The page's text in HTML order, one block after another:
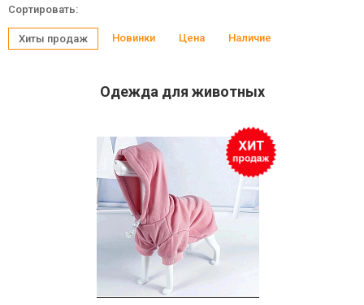
Сортировать:
Хиты продаж Новинки Цена Наличие
Одежда для животных